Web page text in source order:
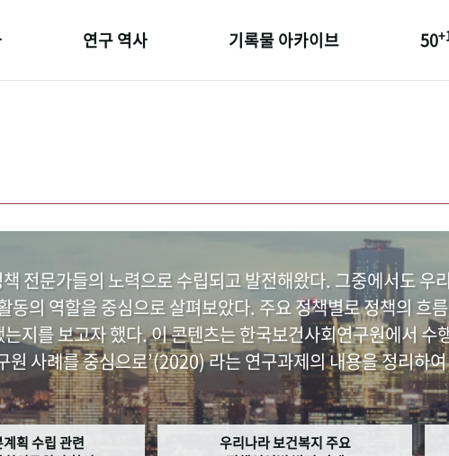
연구 역사 기록물 아카이브 50
전문가들의 노력으로 수립되고 발전해왔다. 그중에서도 우
의 역할을 중심으로 살펴보았다. 주요 정책별로 정책의 흐
지를 보고자 했다. 이 콘텐츠는 한국보건사회연구원에서 수
사례를 중심으로’(2020) 라는 연구과제의 내용을 정리하
획 수립 관련
우리나라 보건복지 주요